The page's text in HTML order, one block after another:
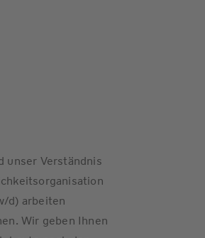
unser Verständnis
d) arbeiten
Wir geben Ihnen